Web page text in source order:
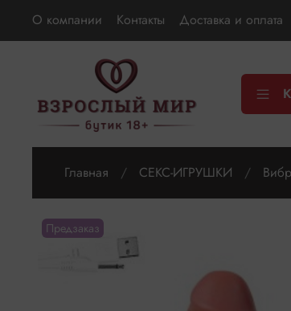
О компании Контакты Доставка и оплата
Главная СЕКС-ИГРУШКИ
Предзаказ